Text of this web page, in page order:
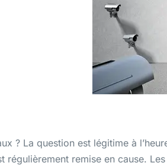
? La question est légitime à
régulièrement remise en cause.